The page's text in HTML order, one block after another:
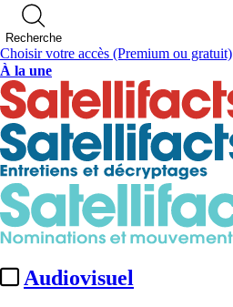
Recherche
Choisir votre accès (Premium ou gratuit)
À la une
Audiovisuel